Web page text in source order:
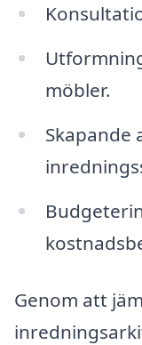
möbler.
Skapande
Genom att